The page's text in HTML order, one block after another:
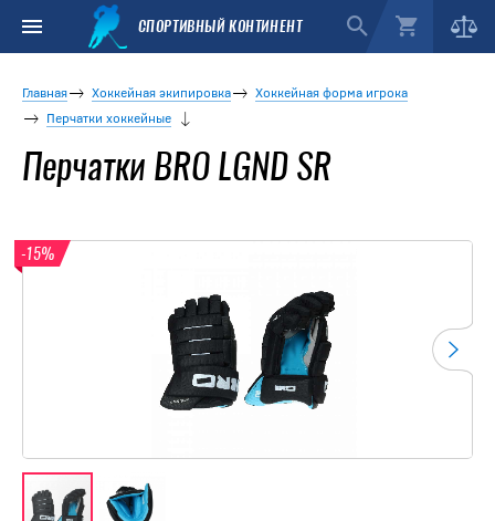
СПОРТИВНЫЙ КОНТИНЕНТ
Главная Хоккейная экипировка
Хоккейная форма игрока
Перчатки хоккейные
Перчатки BRO LGND SR
-15%